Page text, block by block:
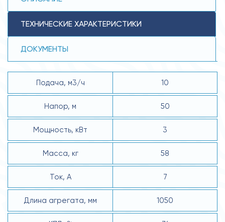
ТЕХНИЧЕСКИЕ ХАРАКТЕРИСТИКИ
ДОКУМЕНТЫ
Подача, м3/ч 10
Напор, м 50
Мощность, кВт 3
Масса, кг 58
Ток, А 7
Длина агрегата, мм 1050